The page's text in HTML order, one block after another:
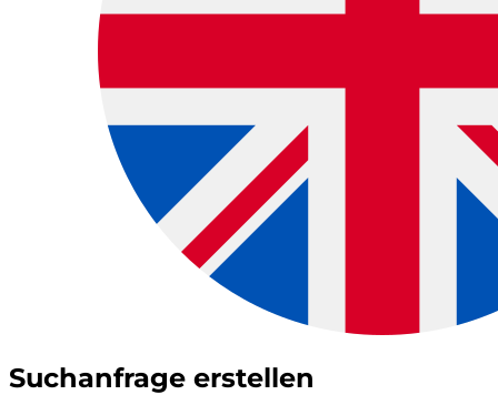
Suchanfrage erstellen